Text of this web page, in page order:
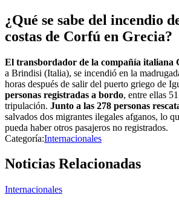
¿Qué se sabe del incendio
costas de Corfú en Grecia?
El transbordador de la compañía italiana
a Brindisi (Italia), se incendió en la
horas después de salir del puerto griego de
personas registradas a bordo, entre ellas
tripulación. Junto a las 278 personas
salvados dos migrantes ilegales afganos, lo
pueda haber otros pasajeros no registrados.
Categoría:Internacionales
Noticias Relacionadas
Internacionales